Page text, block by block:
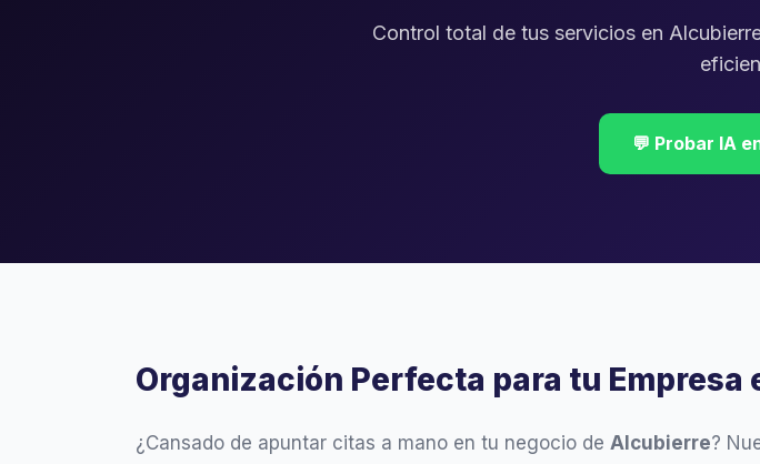
Control total de tus servicios en
💬 Probar IA
Organización Perfecta para tu Empresa
¿Cansado de apuntar citas a mano en tu negocio de Alcubierre?